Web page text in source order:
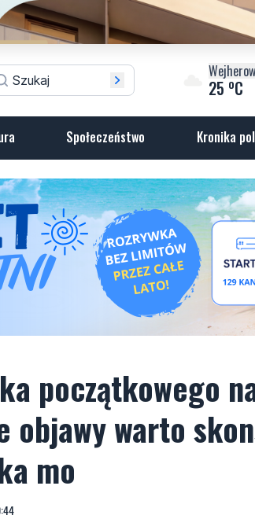
25 oC
Społeczeństwo Kronika
początkowego
objawy warto
mo